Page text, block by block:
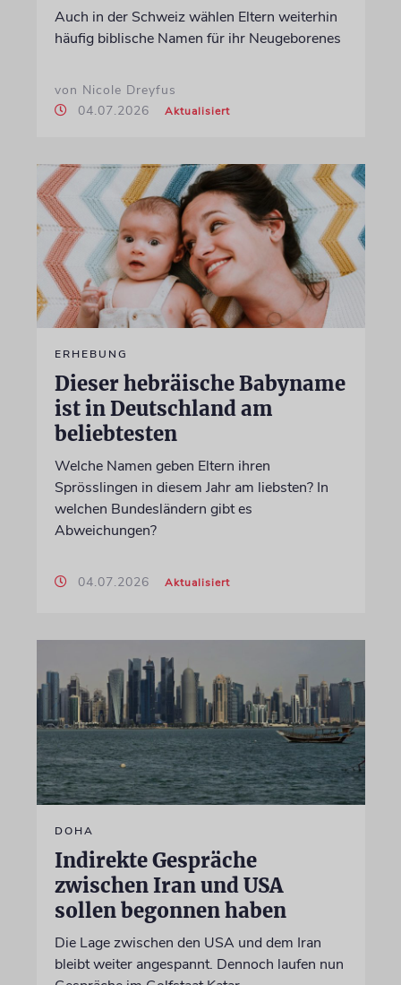
Auch in der Schweiz wählen Eltern weiterhin
häufig biblische Namen für ihr Neugeborenes
von Nicole Dreyfus
04.07.2026
Aktualisiert
ERHEBUNG
Dieser hebräische Babyname
ist in Deutschland am
beliebtesten
Welche Namen geben Eltern ihren
Sprösslingen in diesem Jahr am liebsten? In
welchen Bundesländern gibt es
Abweichungen?
04.07.2026 Aktualisiert
DOHA
Indirekte Gespräche
zwischen Iran und USA
sollen begonnen haben
Die Lage zwischen den USA und dem Iran
bleibt weiter angespannt. Dennoch laufen nun